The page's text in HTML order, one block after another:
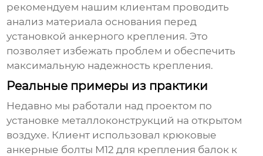
рекомендуем нашим клиентам проводить
анализ материала основания перед
установкой анкерного крепления. Это
позволяет избежать проблем и обеспечить
максимальную надежность крепления.
Реальные примеры из практики
Недавно мы работали над проектом по
установке металлоконструкций на открытом
воздухе. Клиент использовал крюковые
анкерные болты М12 для крепления балок к